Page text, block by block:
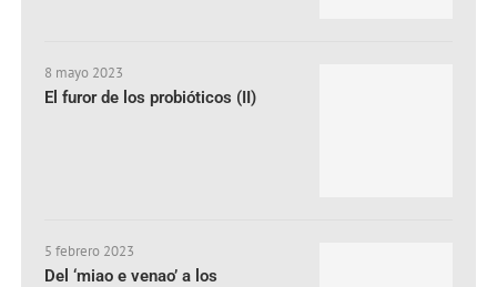
8 mayo 2023
El furor de los probióticos (II)
5 febrero 2023
Del ‘miao e venao’ a los